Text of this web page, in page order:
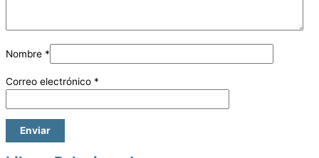
Nombre *
Correo electrónico *